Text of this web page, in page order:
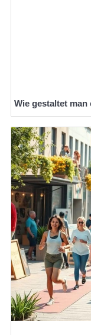
Wie gestaltet